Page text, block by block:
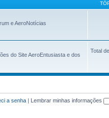
e AeroNotícias
do Site AeroEntusiasta e dos
Total
a senha | Lembrar minhas informações